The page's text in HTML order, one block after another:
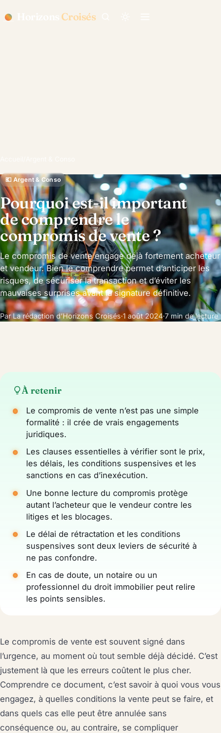
Croisés
💶 Argent & Conso
Pourquoi est-il important
de comprendre le
compromis de vente ?
Le compromis de vente engage déjà fortement acheteur
et vendeur. Bien le comprendre permet d’anticiper les
risques, de sécuriser la transaction et d’éviter les
mauvaises surprises avant la signature définitive.
Par La rédaction d’Horizons Croisés·1 août 2024·7 min de lecture
À retenir
Le compromis de vente n’est pas une simple
formalité : il crée de vrais engagements
juridiques.
Les clauses essentielles à vérifier sont le prix,
les délais, les conditions suspensives et les
sanctions en cas d’inexécution.
Une bonne lecture du compromis protège
autant l’acheteur que le vendeur contre les
litiges et les blocages.
Le délai de rétractation et les conditions
suspensives sont deux leviers de sécurité à
ne pas confondre.
En cas de doute, un notaire ou un
professionnel du droit immobilier peut relire
les points sensibles.
Le compromis de vente est souvent signé dans
l’urgence, au moment où tout semble déjà décidé. C’est
justement là que les erreurs coûtent le plus cher.
Comprendre ce document, c’est savoir à quoi vous vous
engagez, à quelles conditions la vente peut se faire, et
dans quels cas elle peut être annulée sans
conséquence ou, au contraire, se compliquer